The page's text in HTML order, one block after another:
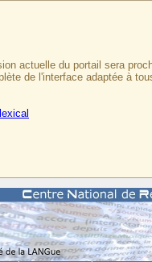
actuelle du portail sera
de l'interface adaptée à